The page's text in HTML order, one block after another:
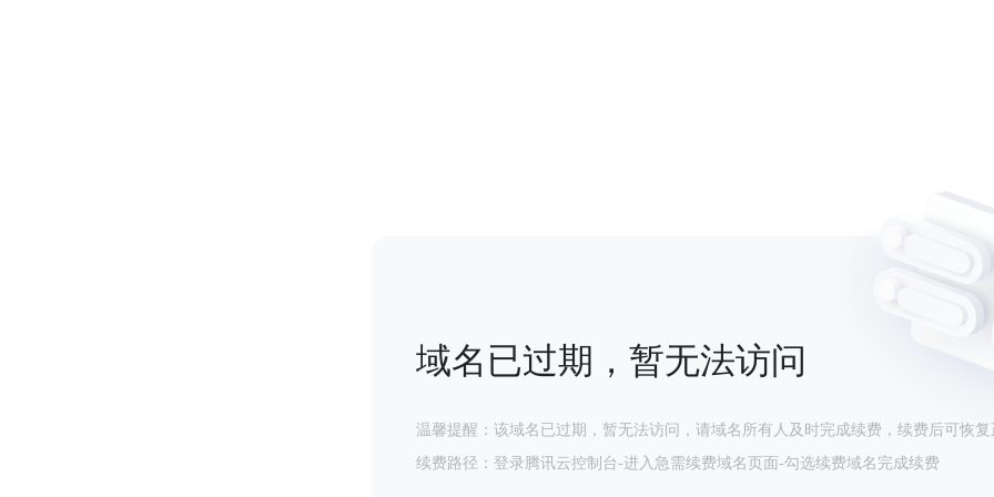
域名已过期，暂无法访问
温馨提醒：该域名已过期，暂无法访问，请域名所有人及时完成续费，续费后可恢复
续费路径：登录腾讯云控制台-进入急需续费域名页面-勾选续费域名完成续费